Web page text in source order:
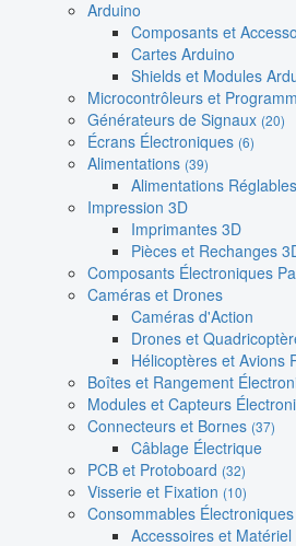
Arduino
Composants et
Cartes Arduino
Shields et Modules
Microcontrôleurs et
Générateurs de Signaux (20)
Écrans Électroniques (6)
Alimentations (39)
Alimentations
Impression 3D
Imprimantes 3D
Pièces et Rechanges
Composants Électroniques
Caméras et Drones
Caméras d'Action
Drones et
Hélicoptères et Avions
Boîtes et Rangement
Modules et Capteurs
Connecteurs et Bornes (37)
Câblage Électrique
PCB et Protoboard (32)
Visserie et Fixation (10)
Consommables Électroniques
Accessoires et